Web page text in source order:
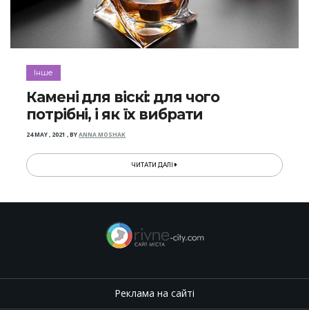
Інше
Камені для віскі: для чого
потрібні, і як їх вибрати
24 MAY , 2021 ,BYANNA MOSHAK
ЧИТАТИ ДАЛІ
Реклама на сайті